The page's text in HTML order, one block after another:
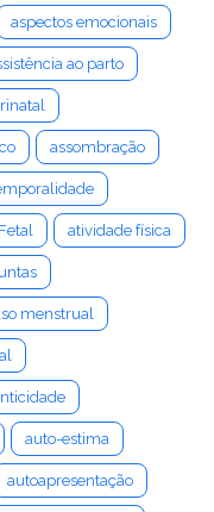
aspectos emocionais
ao parto
assombração
atividade física
menstrual
auto-estima
autoapresentação